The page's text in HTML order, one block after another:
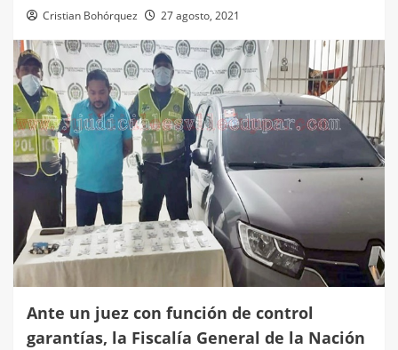
Cristian Bohórquez 27 agosto, 2021
Ante un juez con función de control
garantías, la Fiscalía General de la Nación